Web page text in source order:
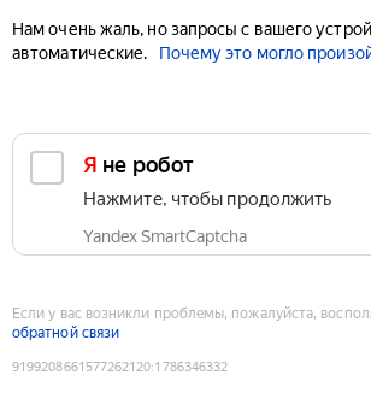
Нам очень жаль, но запросы с вашего
автоматические.
Почему это могло
Я не робот
Нажмите, чтобы продолжить
Yandex SmartCaptcha
Если у вас возникли проблемы, пожалуйста,
обратной связи
9199208661577262120:1786346332